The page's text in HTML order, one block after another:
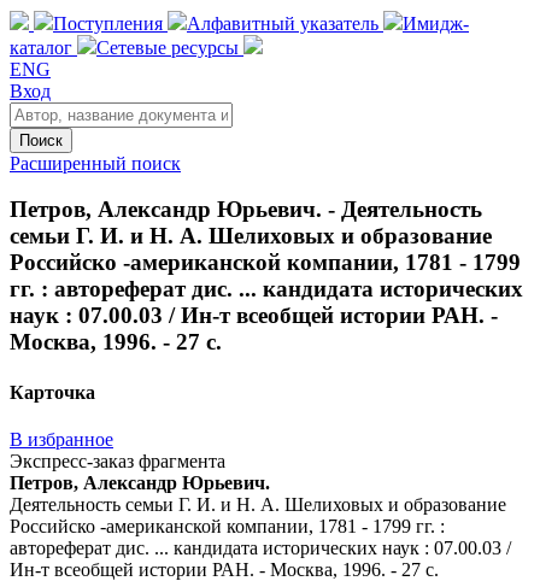
Поступления Алфавитный указатель
Имидж-
каталог
Сетевые ресурсы
ENG
Вход
Поиск
Расширенный поиск
Петров, Александр Юрьевич. - Деятельность
семьи Г. И. и Н. А. Шелиховых и образование
Российско -американской компании, 1781 - 1799
гг. : автореферат дис. ... кандидата исторических
наук : 07.00.03 / Ин-т всеобщей истории РАН. -
Москва, 1996. - 27 с.
Карточка
В избранное
Экспресс-заказ фрагмента
Петров, Александр Юрьевич.
Деятельность семьи Г. И. и Н. А. Шелиховых и образование
Российско -американской компании, 1781 - 1799 гг. :
автореферат дис. ... кандидата исторических наук : 07.00.03 /
Ин-т всеобщей истории РАН. - Москва, 1996. - 27 с.